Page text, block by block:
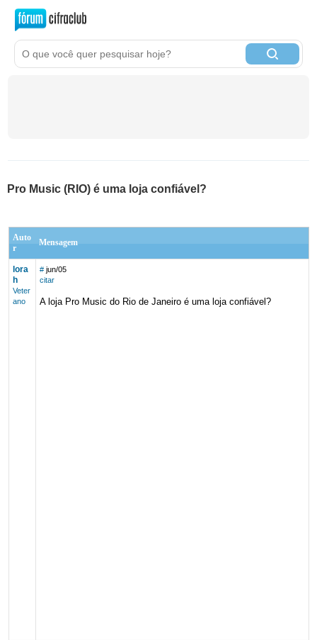
Pro Music (RIO) é uma loja confiável?
Auto
r
Mensagem
lora
h
Veter
ano
# jun/05
citar
A loja Pro Music do Rio de Janeiro é uma loja confiável?